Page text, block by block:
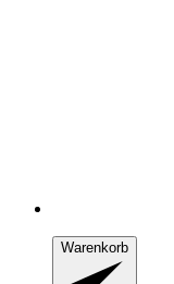
Warenkorb